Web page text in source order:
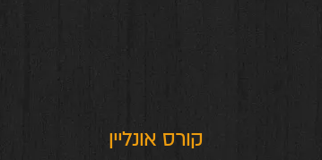
קורס אונליין